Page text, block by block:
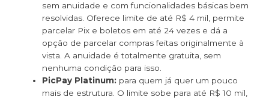
sem anuidade e com funcionalidades básicas bem
resolvidas. Oferece limite de até R$ 4 mil, permite
parcelar Pix e boletos em até 24 vezes e dá a
opção de parcelar compras feitas originalmente à
vista. A anuidade é totalmente gratuita, sem
nenhuma condição para isso.
PicPay Platinum: para quem já quer um pouco
mais de estrutura. O limite sobe para até R$ 10 mil,